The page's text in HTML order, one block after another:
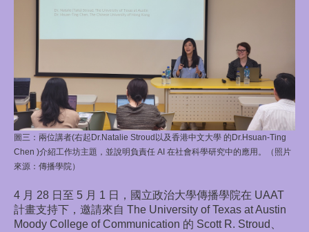
圖三：兩位講者(右起Dr.Natalie Stroud以及香港中文大學 的Dr.Hsuan-Ting
Chen )介紹工作坊主題，並說明負責任 AI 在社會科學研究中的應用。（照片
來源：傳播學院）
4 月 28 日至 5 月 1 日，國立政治大學傳播學院在 UAAT
計畫支持下，邀請來自 The University of Texas at Austin
Moody College of Communication 的 Scott R. Stroud、